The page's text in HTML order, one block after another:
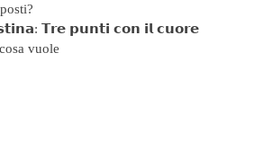
𝗧𝗿𝗲 𝗽𝘂𝗻𝘁𝗶 𝗰𝗼𝗻 𝗶𝗹 𝗰𝘂𝗼𝗿𝗲
vuole